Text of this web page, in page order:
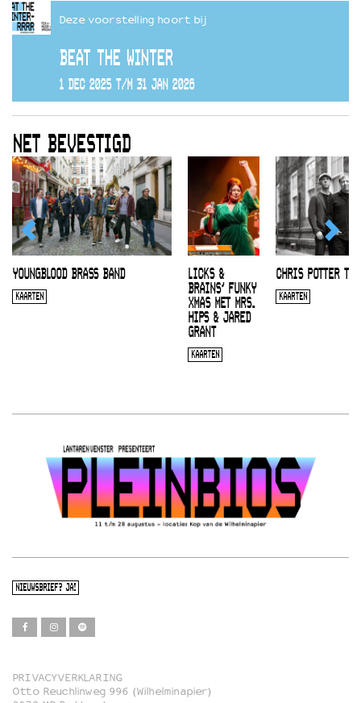
Deze voorstelling hoort bij
BEAT THE WINTER
1 DEC 2025 T/M 31 JAN 2026
NET BEVESTIGD
YOUNGBLOOD BRASS BAND
KAARTEN
LICKS &
BRAINS’ FUNKY
XMAS MET MRS.
HIPS & JARED
GRANT
KAARTEN
CHRIS POTTER
KAARTEN
NIEUWSBRIEF? JA!
Film
PRIVACYVERKLARING
Otto Reuchlinweg 996 (Wilhelminapier)